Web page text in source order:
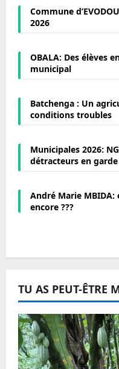
Commune
2026
OBALA: Des élèves
municipal
Batchenga : Un
conditions troubles
Municipales 2026:
détracteurs en garde
André Marie MBIDA:
encore ???
TU AS PEUT-ÊTRE